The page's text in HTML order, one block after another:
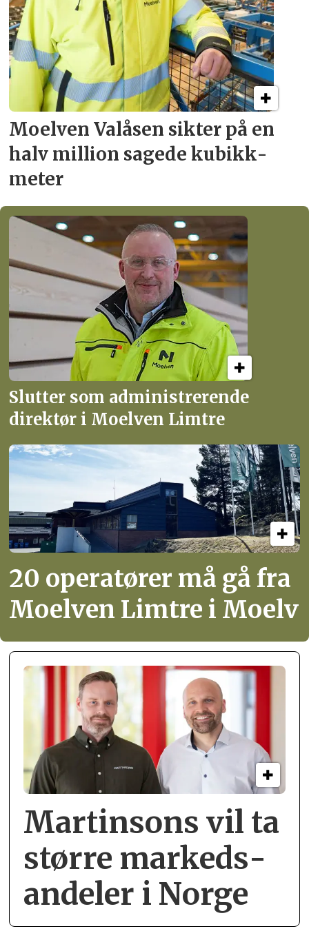
Moelven Valåsen sikter på en
halv million sagede kubikk­
meter
Slutter som administrerende
direktør i Moelven Limtre
20 operatører må gå fra
Moelven Limtre i Moelv
Martinsons vil ta
større markeds­
andeler i Norge